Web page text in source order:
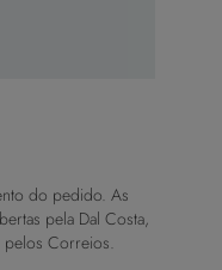
do pedido. As
pela Dal Costa,
Correios.